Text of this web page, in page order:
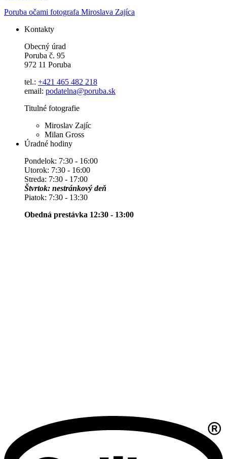
Poruba očami fotografa Miroslava Zajíca
Kontakty
Obecný úrad
Poruba č. 95
972 11 Poruba
tel.: +421 465 482 218
email: podatelna@poruba.sk
Titulné fotografie
Miroslav Zajíc
Milan Gross
Úradné hodiny
Pondelok: 7:30 - 16:00
Utorok: 7:30 - 16:00
Streda: 7:30 - 17:00
Štvrtok: nestránkový deň
Piatok: 7:30 - 13:30
Obedná prestávka 12:30 - 13:00